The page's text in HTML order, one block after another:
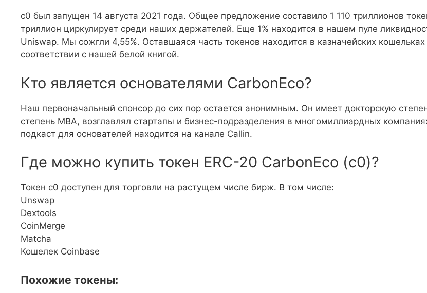
c0 был запущен 14 августа 2021 года. Общее предложение составило 1 110 триллионов
триллион циркулирует среди наших держателей. Еще 1% находится в нашем пуле
Uniswap. Мы сожгли 4,55%. Оставшаяся часть токенов находится в казначейских кошельках
соответствии с нашей белой книгой.
Кто является основателями CarbonEco?
Наш первоначальный спонсор до сих пор остается анонимным. Он имеет докторскую
степень MBA, возглавлял стартапы и бизнес-подразделения в многомиллиардных
подкаст для основателей находится на канале Callin.
Где можно купить токен ERC-20 CarbonEco (c0)?
Токен c0 доступен для торговли на растущем числе бирж. В том числе:
Unswap
Dextools
CoinMerge
Matcha
Кошелек Coinbase
Похожие токены: